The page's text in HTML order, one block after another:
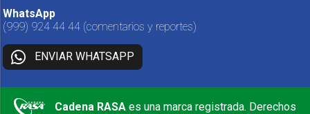
WhatsApp
(999) 924 44 44 (comentarios y reportes)
ENVIAR WHATSAPP
Cadena RASA es una marca registrada. Derechos